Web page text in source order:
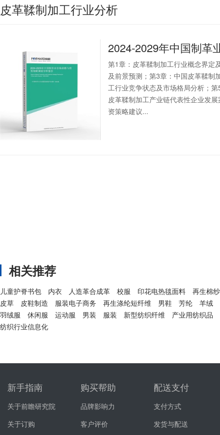
皮革鞣制加工行业分析
2024-2029年中国制革
第1章：皮革鞣制加工行业概念界定
及前景预测；第3章：中国皮革鞣制
工行业竞争状态及市场格局分析；
皮革鞣制加工产业链代表性企业发
资策略建议...
相关推荐
儿童护脊书包 内衣 人造革合成革 校服 印花电热毯面料
再生棉纱
皮草
皮鞋制造 服装电子商务 再生涤纶短纤维 男鞋 芳纶
羊绒
羽绒服
休闲服 运动服 男装 服装 新型纺织纤维
产业用纺织品
纺织行业信息化
新手指南
关于前瞻研究院
关于订购
购买帮助
品牌影响力
客户评价
配送支付
支付方式
发货与配送